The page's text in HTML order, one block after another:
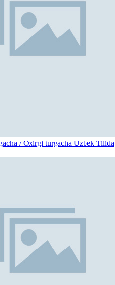
/ Oxirgi turgacha Uzbek Tilida